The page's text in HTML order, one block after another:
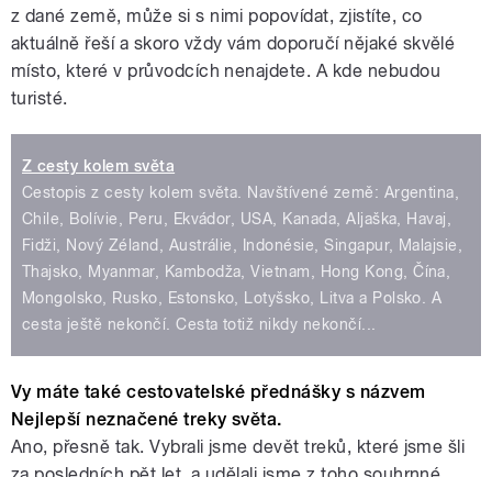
z dané země, může si s nimi popovídat, zjistíte, co
aktuálně řeší a skoro vždy vám doporučí nějaké skvělé
místo, které v průvodcích nenajdete. A kde nebudou
turisté.
Z cesty kolem světa
Cestopis z cesty kolem světa. Navštívené země: Argentina,
Chile, Bolívie, Peru, Ekvádor, USA, Kanada, Aljaška, Havaj,
Fidži, Nový Zéland, Austrálie, Indonésie, Singapur, Malajsie,
Thajsko, Myanmar, Kambodža, Vietnam, Hong Kong, Čína,
Mongolsko, Rusko, Estonsko, Lotyšsko, Litva a Polsko. A
cesta ještě nekončí. Cesta totiž nikdy nekončí...
Vy máte také cestovatelské přednášky s názvem
Nejlepší neznačené treky světa.
Ano, přesně tak. Vybrali jsme devět treků, které jsme šli